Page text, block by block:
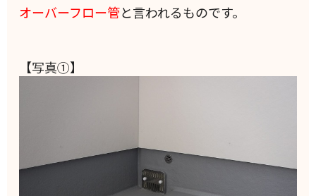
オーバーフロー管と言われるものです。
【写真①】